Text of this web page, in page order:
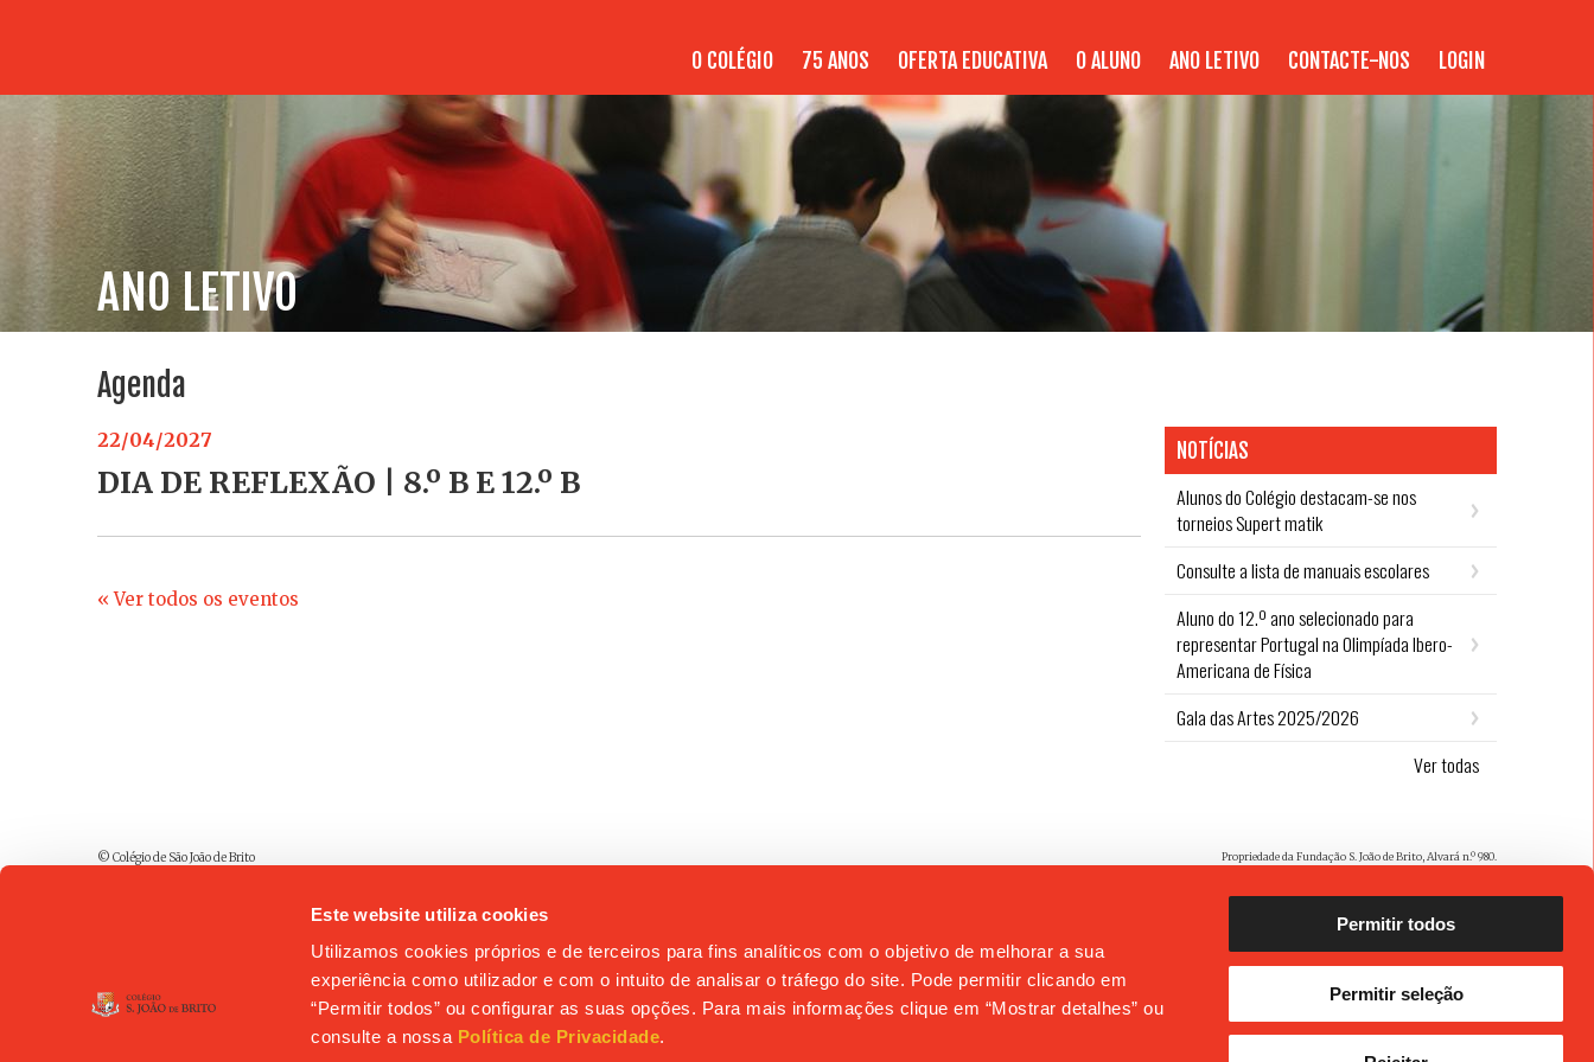
Este website utiliza cookies
Utilizamos cookies próprios e de terceiros para fins analíticos com o objetivo de melhorar a sua
experiência como utilizador e com o intuito de analisar o tráfego do site. Pode permitir clicando em
“Permitir todos” ou configurar as suas opções. Para mais informações clique em “Mostrar detalhes” ou
consulte a nossa Política de Privacidade.
Permitir todos
Permitir seleção
O COLÉGIO 75 ANOS OFERTA EDUCATIVA O ALUNO ANO LETIVO CONTACTE-NOS LOGIN
ANO LETIVO
Agenda
22/04/2027
DIA DE REFLEXÃO | 8.º B E 12.º B
« Ver todos os eventos
NOTÍCIAS
Alunos do Colégio destacam-se nos
torneios Supert matik
Consulte a lista de manuais escolares
Aluno do 12.º ano selecionado para
representar Portugal na Olimpíada Ibero-
Americana de Física
Gala das Artes 2025/2026
Ver todas
© Colégio de São João de Brito Propriedade da Fundação S. João de Brito, Alvará n.º 980.